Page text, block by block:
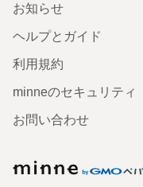
お知らせ
ヘルプとガイド
利用規約
minneのセキュリティ
お問い合わせ